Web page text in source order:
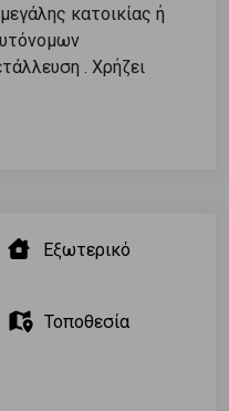
κατοικίας ή
. Χρήζει
Εξωτερικό
Τοποθεσία